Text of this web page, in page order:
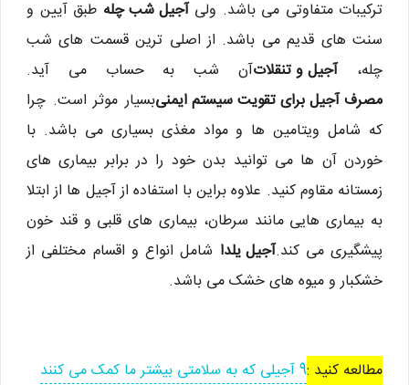
ترکیبات متفاوتی می باشد. ولیآجیل شب چله طبق آیین و
سنت های قدیم می باشد. از اصلی ترین قسمت های شب
چله،آجیل و تنقلاتآن شب به حساب می آید.
مصرف آجیل برای تقویت سیستم ایمنیبسیار موثر است. چرا
که شامل ویتامین ها و مواد مغذی بسیاری می باشد. با
خوردن آن ها می توانید بدن خود را در برابر بیماری های
زمستانه مقاوم کنید. علاوه براین با استفاده از آجیل ها از ابتلا
به بیماری هایی مانند سرطان، بیماری های قلبی و قند خون
پیشگیری می کند.آجیل یلدا شامل انواع و اقسام مختلفی از
خشکبار و میوه های خشک می باشد.
مطالعه کنید :9 آجیلی که به سلامتی بیشتر ما کمک می کنند